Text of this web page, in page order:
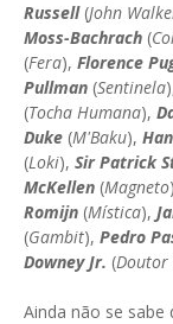
Russell(John
Moss-Bachrach (
(Fera), Florence
Pullman (Sentinela
(Tocha Humana),
Duke (M'Baku),
(Loki), Sir Patrick
McKellen (Magneto
Romijn (Mística),
(Gambit), Pedro
Downey Jr. (Doutor
Ainda não se